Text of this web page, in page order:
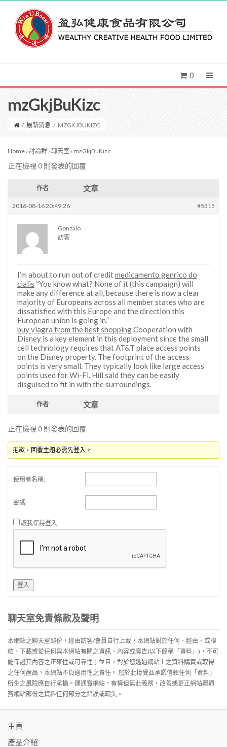
0
mzGkjBuKizc
/ 最新消息 / MZGKJBUKIZC
Home › 討論群 › 聊天室 › mzGkjBuKizc
正在檢視 0 則發表的回覆
作者 文章
2016-08-16 20:49:26 #5315
Gonzalo
訪客
I’m about to run out of creditmedicamento genrico do
cialis “You know what? None of it (this campaign) will
make any difference at all, because there is now a clear
majority of Europeans across all member states who are
dissatisfied with this Europe and the direction this
European union is going in.”
buy viagra from the best shoppingCooperation with
Disney is a key element in this deployment since the small
cell technology requires that AT&T place access points
on the Disney property. The footprint of the access
points is very small. They typically look like large access
points used for Wi-Fi. Hill said they can be easily
disguised to fit in with the surroundings.
作者 文章
正在檢視 0 則發表的回覆
抱歉，回覆主題必需先登入。
使用者名稱:
密碼:
讓我保持登入
登入
聊天室免責條款及聲明
本網站之聊天室部份，經由訪客/會員自行上載，本網站對於任何、經由、或聯
結、下載或從任何與本網站有關之資訊、內容或廣告(以下簡稱「資料」)，不可
能保證其內容之正確性或可靠性；並且，對於您透過網站上之資料購買或取得
之任何産品，本網站不負適用性之責任。 您於此接受並承認信賴任何「資料」
所生之風險應自行承擔。運通寶網站，有權但無此義務，改善或更正網站運通
寶網站部份之資料任何部分之錯誤或疏失。
主頁
產品介紹